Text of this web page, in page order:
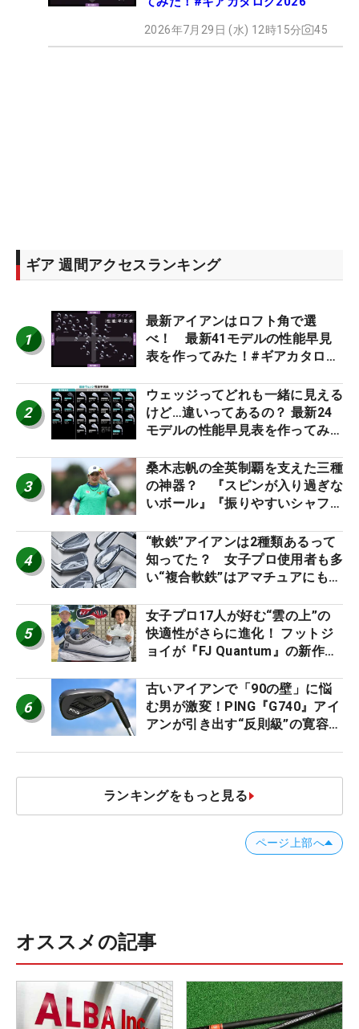
2026年7月29日 (水) 12時15分 45
ギア 週間アクセスランキング
1
最新アイアンはロフト角で選
べ！ 最新41モデルの性能早見
表を作ってみた！#ギアカタログ
2
ウェッジってどれも一緒に見える
けど…違いってあるの？ 最新24
モデルの性能早見表を作ってみ
3
桑木志帆の全英制覇を支えた三種
の神器？ 『スピンが入り過ぎな
いボール』『振りやすいシャフ
ー』 #女子プロセッティング
4
“軟鉄”アイアンは2種類あるって
知ってた？ 女子プロ使用者も多
い“複合軟鉄”はアマチュアにもオ
5
女子プロ17人が好む“雲の上”の
快適性がさらに進化！ フットジ
ョイが『FJ Quantum』の新作を
6
古いアイアンで「90の壁」に悩
む男が激変！PING『G740』アイ
アンが引き出す“反則級”の寛容性
ランキングをもっと見る
ページ上部へ
オススメの記事